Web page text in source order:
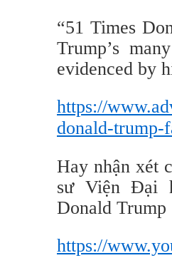
“51 Times
Trump’s
evidenced by
https://
donald-trump-
Hay nhận xét
sư Viện Đại
Donald
https://